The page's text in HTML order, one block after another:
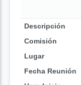
Descripción
Comisión
Lugar
Fecha Reunión